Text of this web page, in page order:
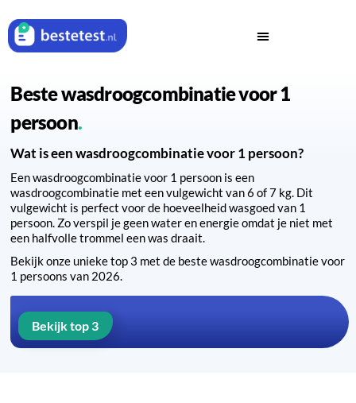
Beste wasdroogcombinatie voor 1
persoon
Wat is een wasdroogcombinatie voor 1 persoon?
Een wasdroogcombinatie voor 1 persoon is een
wasdroogcombinatie met een vulgewicht van 6 of 7 kg. Dit
vulgewicht is perfect voor de hoeveelheid wasgoed van 1
persoon. Zo verspil je geen water en energie omdat je niet met
een halfvolle trommel een was draait.
Bekijk onze unieke top 3 met de beste wasdroogcombinatie voor
1 persoons van 2026.
Bekijk top 3